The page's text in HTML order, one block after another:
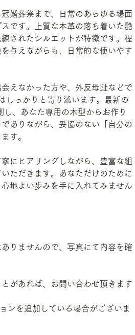
婚葬祭まで、日常のあらゆる場面
です。上質な本革の落ち着いた艶
されたシルエットが特徴です。程
与えながらも、日常的な使いやす
えなかった方や、外反母趾などで
しっかりと寄り添います。最新の
、あなた専用の木型からお作り
ありながら、妥協のない「自分の
す。
にヒアリングしながら、豊富な組
ただきます。あなただけのために
地よい歩みを手に入れてみません
りませんので、写真にて内容を確
があれば、お問い合わせ頂きます
ンを追加している場合がございま